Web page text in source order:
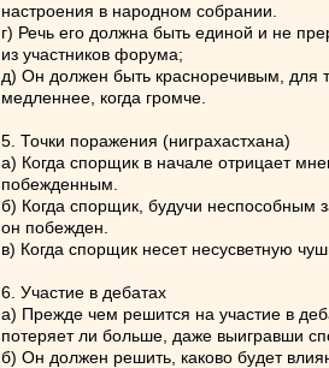
настроения в народном собрании.
г) Речь его должна быть единой и не
из участников форума;
д) Он должен быть красноречивым, для
медленнее, когда громче.
5. Точки поражения (ниграхастхана)
а) Когда спорщик в начале отрицает
побежденным.
б) Когда спорщик, будучи неспособным
он побежден.
в) Когда спорщик несет несусветную
6. Участие в дебатах
а) Прежде чем решится на участие в
потеряет ли больше, даже выигравши
б) Он должен решить, каково будет